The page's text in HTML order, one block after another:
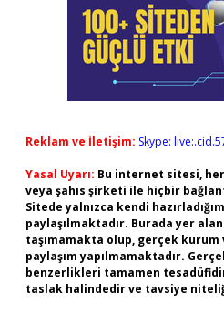
Reklam ve İletişim: Skype:
Yasal Uyarı: Bu internet sitesi,
veya şahıs şirketi ile hiçbir
Sitede yalnızca kendi
paylaşılmaktadır. Burada yer
taşımamakta olup, gerçek kurum
paylaşım yapılmamaktadır.
benzerlikleri tamamen
taslak halindedir ve tavsiye